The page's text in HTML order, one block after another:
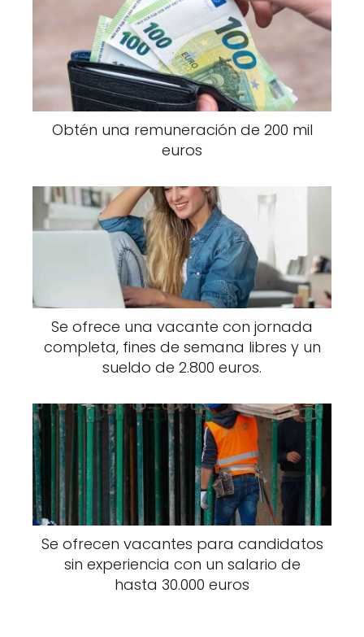
Obtén una remuneración de 200 mil
euros
Se ofrece una vacante con jornada
completa, fines de semana libres y un
sueldo de 2.800 euros.
Se ofrecen vacantes para candidatos
sin experiencia con un salario de
hasta 30.000 euros